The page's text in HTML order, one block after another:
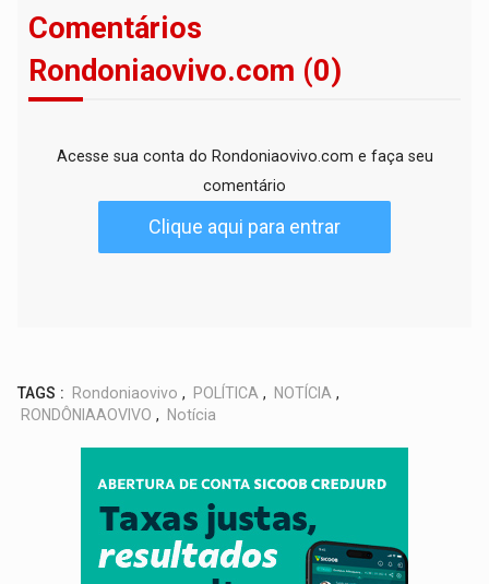
Comentários
Rondoniaovivo.com (0)
Acesse sua conta do Rondoniaovivo.com e faça seu
comentário
Clique aqui para entrar
TAGS : Rondoniaovivo , POLÍTICA , NOTÍCIA ,
RONDÔNIAAOVIVO , Notícia